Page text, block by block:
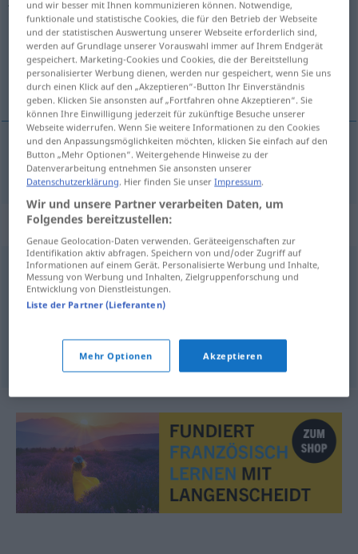
Übersicht aller Übersetzungen
(Für mehr Details die Übersetzung anklicken/antippen)
Fluch
Fluchm juron
Synonyme für "juron"
blasphème,sacrilège,injure,insulte,imprécation
irréligion,malédiction,interjection
© myThes Dicollecte
und wir besser mit Ihnen kommunizieren können. Notwendige,
funktionale und statistische Cookies, die für den Betrieb der Webseite
und der statistischen Auswertung unserer Webseite erforderlich sind,
werden auf Grundlage unserer Vorauswahl immer auf Ihrem Endgerät
gespeichert. Marketing-Cookies und Cookies, die der Bereitstellung
personalisierter Werbung dienen, werden nur gespeichert, wenn Sie uns
durch einen Klick auf den „Akzeptieren“-Button Ihr Einverständnis
geben. Klicken Sie ansonsten auf „Fortfahren ohne Akzeptieren“. Sie
können Ihre Einwilligung jederzeit für zukünftige Besuche unserer
Webseite widerrufen. Wenn Sie weitere Informationen zu den Cookies
und den Anpassungsmöglichkeiten möchten, klicken Sie einfach auf den
Button „Mehr Optionen“. Weitergehende Hinweise zu der
Datenverarbeitung entnehmen Sie ansonsten unserer
Datenschutzerklärung . Hier finden Sie unserImpressum
Wir und unsere Partner verarbeiten Daten, um
Folgendes bereitzustellen:
Genaue Geolocation-Daten verwenden. Geräteeigenschaften zur
Identifikation aktiv abfragen. Speichern von und/oder Zugriff auf
Informationen auf einem Gerät. Personalisierte Werbung und Inhalte,
Messung von Werbung und Inhalten, Zielgruppenforschung und
Entwicklung von Dienstleistungen.
Liste der Partner (Lieferanten)
Mehr Optionen Akzeptieren